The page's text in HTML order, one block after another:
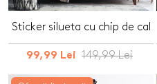
Sticker silueta cu chip de cal
99,99 Lei 149,99 Lei